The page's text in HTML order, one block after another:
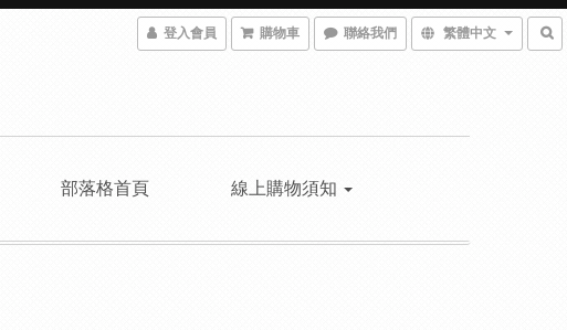
登入會員 購物車 聯絡我們 繁體中文
部落格首頁 線上購物須知